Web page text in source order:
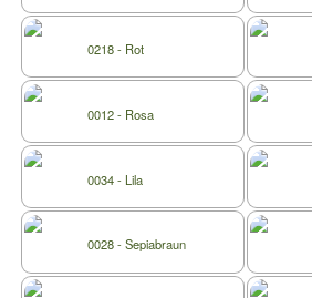
0218 - Rot
0012 - Rosa
0034 - Lila
0028 - Sepiabraun